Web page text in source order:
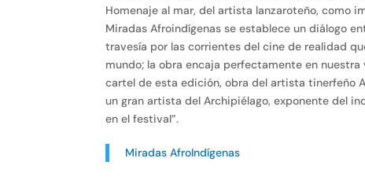
Homenaje al mar, del artista lanzaroteño, como
Miradas Afroindígenas se establece un diálogo
travesía por las corrientes del cine de realidad
mundo; la obra encaja perfectamente en
cartel de esta edición, obra del artista tinerfeño
un gran artista del Archipiélago, exponente del
en el festival”.
Miradas AfroIndígenas